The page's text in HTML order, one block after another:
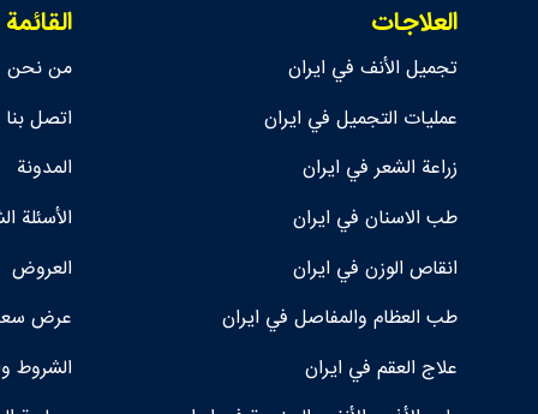
العلاجات
تجمیل الأنف في ايران
عمليات التجميل في ايران
زراعة الشعر في ايران
طب الاسنان في ايران
انقاص الوزن في ايران
طب العظام والمفاصل في ايران
علاج العقم في ايران
القائمة
من نحن
اتصل بنا
المدونة
الأسئلة
العروض
عرض
الشروط